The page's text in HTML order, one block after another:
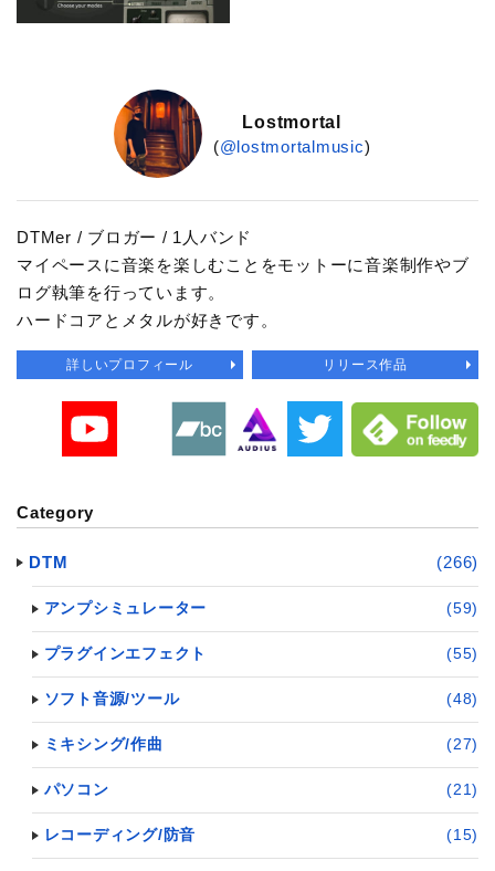
Lostmortal
(@lostmortalmusic)
DTMer / ブロガー / 1人バンド
マイペースに音楽を楽しむことをモットーに音楽制作やブ
ログ執筆を行っています。
ハードコアとメタルが好きです。
詳しいプロフィール リリース作品
Category
DTM (266)
アンプシミュレーター (59)
プラグインエフェクト (55)
ソフト音源/ツール (48)
ミキシング/作曲 (27)
パソコン (21)
レコーディング/防音 (15)